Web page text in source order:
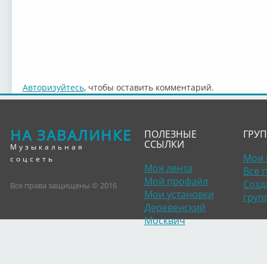
Авторизуйтесь, чтобы оставить комментарий.
НА ЗАВАЛИНКЕ
Музыкальная
соцсеть
Все права защищены © 2016
ПОЛЕЗНЫЕ
ССЫЛКИ
Моя лента
Мой профайл
Мои установки
Деревенский
Москвич
Мои
Все